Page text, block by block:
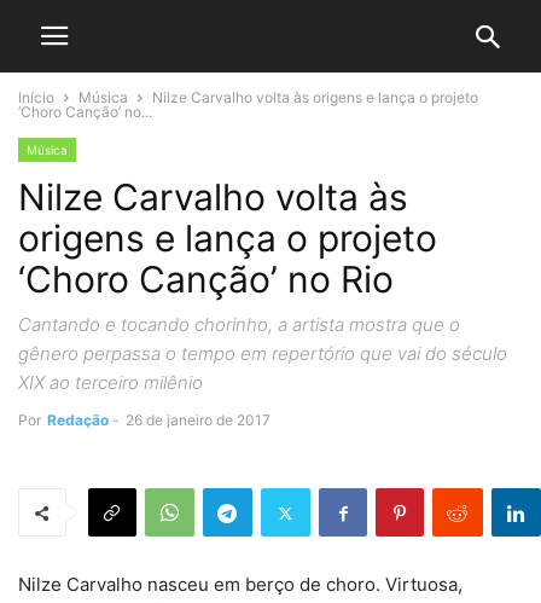
Início Música
Nilze Carvalho volta às origens e lança o projeto
‘Choro Canção’ no...
Música
Nilze Carvalho volta às
origens e lança o projeto
‘Choro Canção’ no Rio
Cantando e tocando chorinho, a artista mostra que o
gênero perpassa o tempo em repertório que vai do século
XIX ao terceiro milênio
Por Redação - 26 de janeiro de 2017
Nilze Carvalho nasceu em berço de choro. Virtuosa,